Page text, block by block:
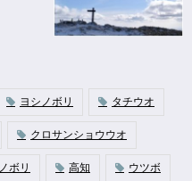
ヨシノボリ タチウオ
クロサンショウウオ
ボリ 高知 ウツボ